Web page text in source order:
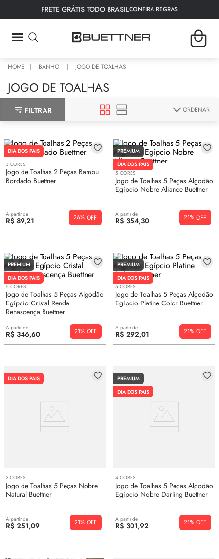
FRETE GRÁTIS TODO BRASILCONFIRA REGRAS
BANHO JOGO DE TOALHAS
JOGO DE TOALHAS
FILTRAR ORDENAR
DIA DOS PAIS
3 CORES
Jogo de Toalhas 2 Peças Bambu
Bordado Buettner
A partir de
R$ 89,21 26%
PREMIUM
DIA DOS PAIS
5CORES
Jogo de Toalhas 5 Peças Algodão
Egípcio Nobre Aliance Buettner
A partir de
R$ 354,30 21%
PREMIUM
DIA DOS PAIS
5 CORES
Jogo de Toalhas 5 Peças Algodão
Egípcio Cristal Renda
Renascença Buettner
A partir de
R$ 346,60 21%
PREMIUM
DIA DOS PAIS
5 CORES
Jogo de Toalhas 5 Peças Algodão
Egípcio Platine Color Buettner
A partir de
R$ 292,01 21%
DIA DOS PAIS
3 CORES
Jogo de Toalhas 5 Peças Nobre
Natural Buettner
A partir de
R$ 251,09 21%
PREMIUM
DIA DOS PAIS
4 CORES
Jogo de Toalhas 5 Peças Algodão
Egípcio Nobre Darling Buettner
A partir de
R$ 301,92 21%
2º
tapete
3
lençol
5º
bambu
6º
7º
porta travesseiro
9º
10º edredom